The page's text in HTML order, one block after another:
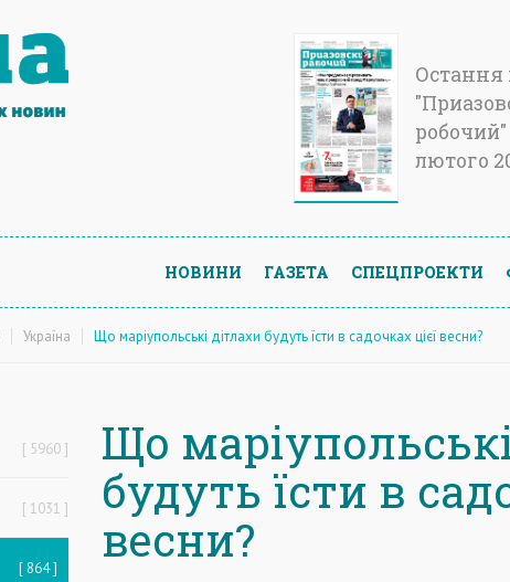
Остання
робочий"
лютого
НОВИНИ ГАЗЕТА СПЕЦПРОЕКТИ
Україна Що маріупольські дітлахи будуть їсти в садочках цієї весни?
5960
1031
864
Що
будуть їсти в
весни?